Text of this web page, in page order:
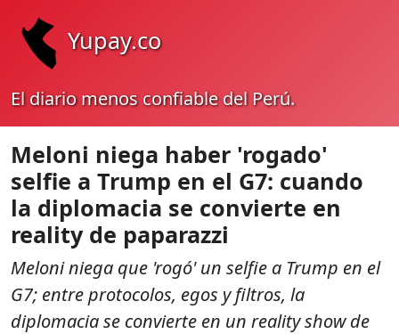
Yupay.co
El diario menos confiable del Perú.
Meloni niega haber 'rogado'
selfie a Trump en el G7: cuando
la diplomacia se convierte en
reality de paparazzi
Meloni niega que 'rogó' un selfie a Trump en el
G7; entre protocolos, egos y filtros, la
diplomacia se convierte en un reality show de